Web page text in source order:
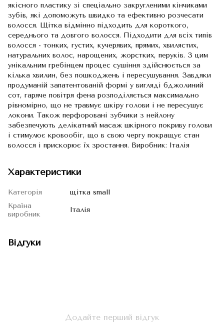
якісного пластику зі спеціально закругленими кінчиками
зубів, які допоможуть швидко та ефективно розчесати
волосся. Щітка відмінно підходить для короткого,
середнього та довгого волосся. Підходити для всіх типів
волосся - тонких, густих, кучерявих, прямих, хвилястих,
натуральних волос, нарощених, жорстких, перуків. З цим
унікальним гребінцем процес сушіння здійснюється за
кілька хвилин, без пошкоджень і пересушування. Завдяки
продуманій запатентованій формі у вигляді бджолиний
сот, гаряче повітря фена розподіляється максимально
рівномірно, що не травмує шкіру голови і не пересушує
локони. Також перфоровані зубчики з нейлону
забезпечують делікатний масаж шкірного покриву голови
і стимулює кровообіг, що в свою чергу покращує стан
волосся і прискорює їх зростання. Виробник: Італія
Характеристики
Категорія
щітка small
Країна
виробник
Італія
Відгуки
Додайте перший відгук